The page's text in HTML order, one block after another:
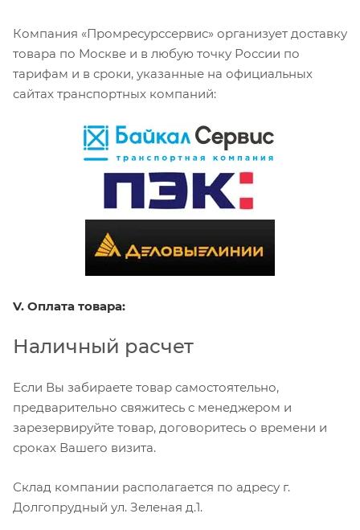
Компания «Промресурссервис» организует доставку
товара по Москве и в любую точку России по
тарифам и в сроки, указанные на официальных
сайтах транспортных компаний:
V. Оплата товара:
Наличный расчет
Если Вы забираете товар самостоятельно,
предварительно свяжитесь с менеджером и
зарезервируйте товар, договоритесь о времени и
сроках Вашего визита.
Склад компании располагается по адресу г.
Долгопрудный ул. Зеленая д.1.